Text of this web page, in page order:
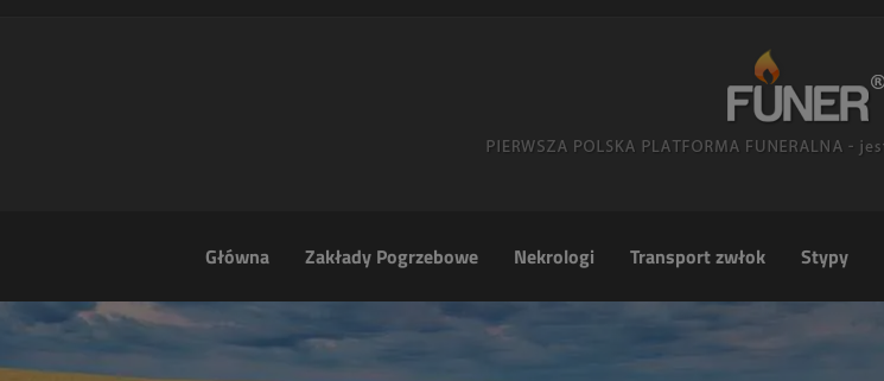
Główna Zakłady Pogrzebowe Nekrologi Transport zwłok Stypy